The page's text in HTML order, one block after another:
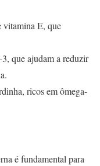
vitamina E, que
que ajudam a reduzir
ricos em ômega-
é fundamental para